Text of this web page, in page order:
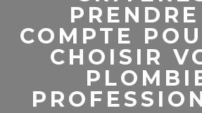
COMPTE
CHOISIR